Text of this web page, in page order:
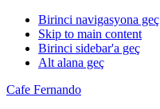
Birinci navigasyona geç
Skip to main content
Birinci sidebar'a geç
Alt alana geç
Cafe Fernando